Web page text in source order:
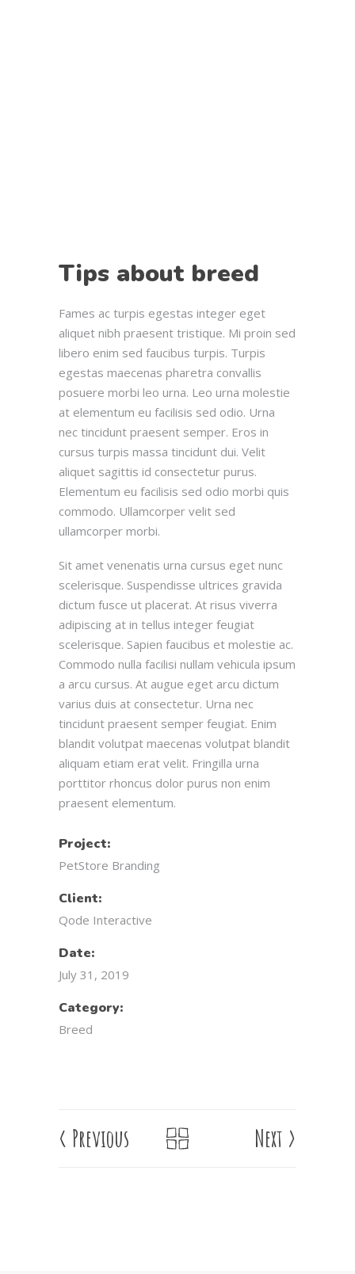
Tips about breed
Fames ac turpis egestas integer eget
aliquet nibh praesent tristique. Mi proin sed
libero enim sed faucibus turpis. Turpis
egestas maecenas pharetra convallis
posuere morbi leo urna. Leo urna molestie
at elementum eu facilisis sed odio. Urna
nec tincidunt praesent semper. Eros in
cursus turpis massa tincidunt dui. Velit
aliquet sagittis id consectetur purus.
Elementum eu facilisis sed odio morbi quis
commodo. Ullamcorper velit sed
ullamcorper morbi.
Sit amet venenatis urna cursus eget nunc
scelerisque. Suspendisse ultrices gravida
dictum fusce ut placerat. At risus viverra
adipiscing at in tellus integer feugiat
scelerisque. Sapien faucibus et molestie ac.
Commodo nulla facilisi nullam vehicula ipsum
a arcu cursus. At augue eget arcu dictum
varius duis at consectetur. Urna nec
tincidunt praesent semper feugiat. Enim
blandit volutpat maecenas volutpat blandit
aliquam etiam erat velit. Fringilla urna
porttitor rhoncus dolor purus non enim
praesent elementum.
Project:
PetStore Branding
Client:
Qode Interactive
Date:
July 31, 2019
Category:
Breed
< Previous Next >